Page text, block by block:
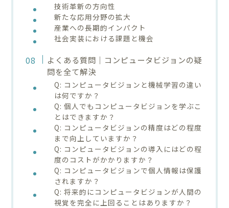
技術革新の方向性
新たな応用分野の拡大
産業への長期的インパクト
社会実装における課題と機会
よくある質問｜コンピュータビジョンの疑
問を全て解決
Q: コンピュータビジョンと機械学習の違い
は何ですか？
Q: 個人でもコンピュータビジョンを学ぶこ
とはできますか？
Q: コンピュータビジョンの精度はどの程度
まで向上していますか？
Q: コンピュータビジョンの導入にはどの程
度のコストがかかりますか？
Q: コンピュータビジョンで個人情報は保護
されますか？
Q: 将来的にコンピュータビジョンが人間の
視覚を完全に上回ることはありますか？